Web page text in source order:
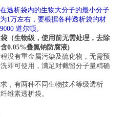
在透析袋内的生物大分子的最小分子
1万左右，要根据各种透析袋的材
道尔顿。
（生物级，使用前无需处理，去除
0.05%叠氮钠防腐液)
没有重金属污染及硫化物，无需预
即可使用，满足对截留分子量精确
，有两种不同生物技术等级透析
维素透析袋。